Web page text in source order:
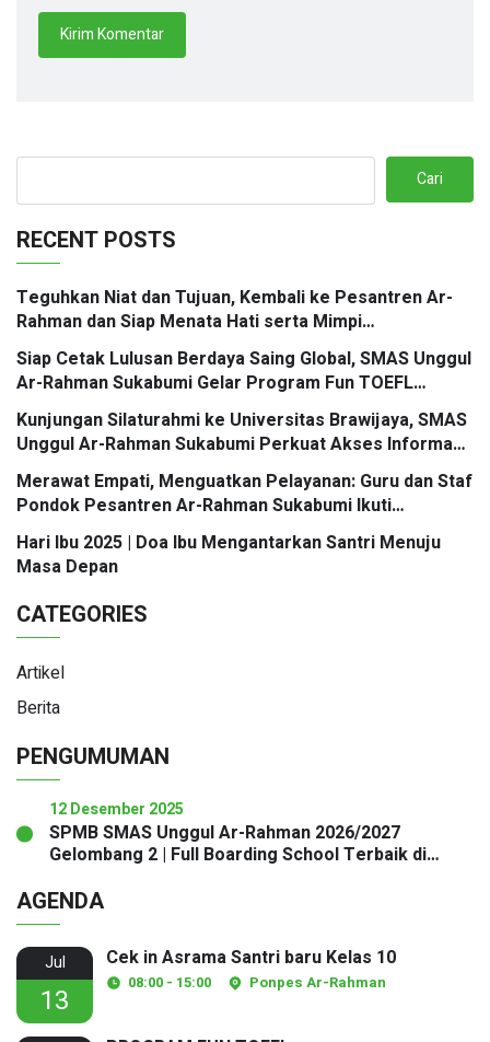
Cari
RECENT POSTS
Teguhkan Niat dan Tujuan, Kembali ke Pesantren Ar-
Rahman dan Siap Menata Hati serta Mimpi
Berbingkaikan Doa
Siap Cetak Lulusan Berdaya Saing Global, SMAS Unggul
Ar-Rahman Sukabumi Gelar Program Fun TOEFL
Preparation Kolaborasi Santri Mengglobal
Kunjungan Silaturahmi ke Universitas Brawijaya, SMAS
Unggul Ar-Rahman Sukabumi Perkuat Akses Informasi
Jalur Masuk PTN
Merawat Empati, Menguatkan Pelayanan: Guru dan Staf
Pondok Pesantren Ar-Rahman Sukabumi Ikuti
Workshop Mastering Service Excellence
Hari Ibu 2025 | Doa Ibu Mengantarkan Santri Menuju
Masa Depan
CATEGORIES
Artikel
Berita
PENGUMUMAN
12 Desember 2025
SPMB SMAS Unggul Ar-Rahman 2026/2027
Gelombang 2 | Full Boarding School Terbaik di
AGENDA
Jul
13
Cek in Asrama Santri baru Kelas 10
08:00 - 15:00 Ponpes Ar-Rahman